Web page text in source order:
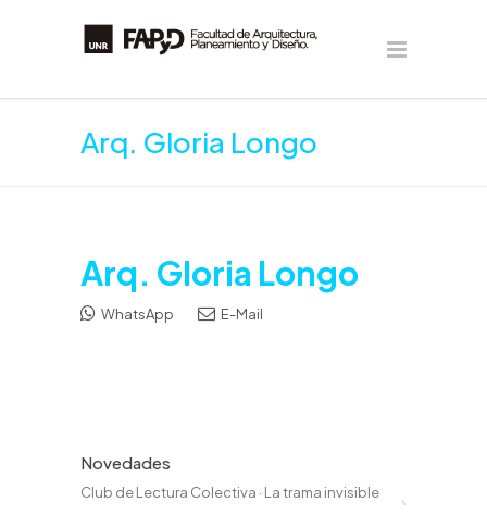
Arq. Gloria Longo
Arq. Gloria Longo
WhatsApp E-Mail
Novedades
Club de Lectura Colectiva · La trama invisible